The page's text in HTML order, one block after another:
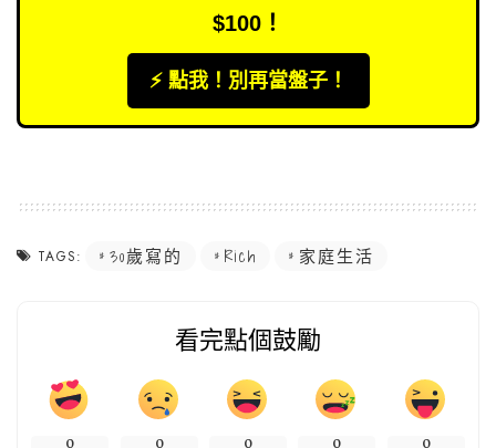
$100！
⚡️ 點我！別再當盤子！
TAGS: 30歲寫的 Rich 家庭生活
看完點個鼓勵
0 0 0 0 0